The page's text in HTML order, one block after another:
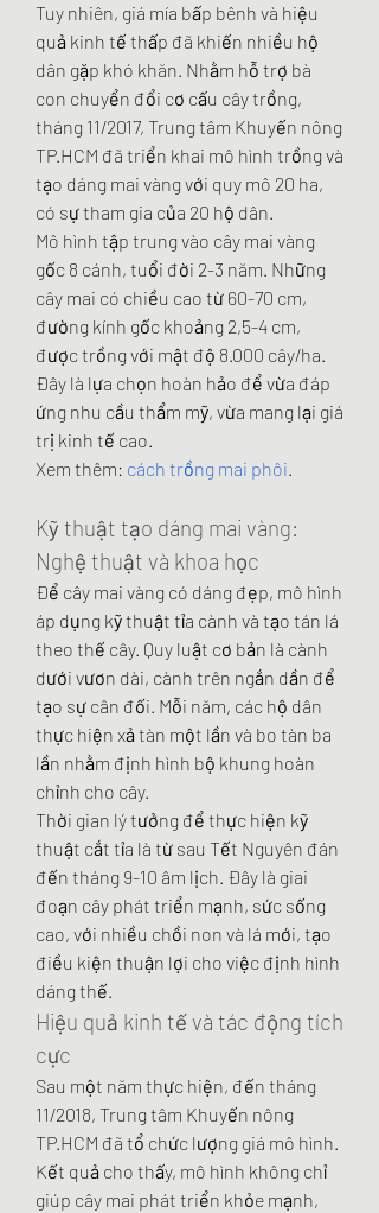
Tuy nhiên, giá mía bấp bênh và hiệu
quả kinh tế thấp đã khiến nhiều hộ
dân gặp khó khăn. Nhằm hỗ trợ bà
con chuyển đổi cơ cấu cây trồng,
tháng 11/2017, Trung tâm Khuyến nông
TP.HCM đã triển khai mô hình trồng và
tạo dáng mai vàng với quy mô 20 ha,
có sự tham gia của 20 hộ dân.
Mô hình tập trung vào cây mai vàng
gốc 8 cánh, tuổi đời 2-3 năm. Những
cây mai có chiều cao từ 60-70 cm,
đường kính gốc khoảng 2,5-4 cm,
được trồng với mật độ 8.000 cây/ha.
Đây là lựa chọn hoàn hảo để vừa đáp
ứng nhu cầu thẩm mỹ, vừa mang lại giá
trị kinh tế cao.
Xem thêm: cách trồng mai phôi.
Kỹ thuật tạo dáng mai vàng:
Nghệ thuật và khoa học
Để cây mai vàng có dáng đẹp, mô hình
áp dụng kỹ thuật tỉa cành và tạo tán lá
theo thế cây. Quy luật cơ bản là cành
dưới vươn dài, cành trên ngắn dần để
tạo sự cân đối. Mỗi năm, các hộ dân
thực hiện xả tàn một lần và bo tàn ba
lần nhằm định hình bộ khung hoàn
chỉnh cho cây.
Thời gian lý tưởng để thực hiện kỹ
thuật cắt tỉa là từ sau Tết Nguyên đán
đến tháng 9-10 âm lịch. Đây là giai
đoạn cây phát triển mạnh, sức sống
cao, với nhiều chồi non và lá mới, tạo
điều kiện thuận lợi cho việc định hình
dáng thế.
Hiệu quả kinh tế và tác động tích
cực
Sau một năm thực hiện, đến tháng
11/2018, Trung tâm Khuyến nông
TP.HCM đã tổ chức lượng giá mô hình.
Kết quả cho thấy, mô hình không chỉ
giúp cây mai phát triển khỏe mạnh,